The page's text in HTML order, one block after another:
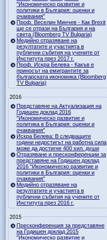
"Икономическо развитие и
политики в България: оценки и
очаквания"
Проф. Веселин Минчев - Как Brexit
ще се отрази на България и на
света (Bloomberg TV Bulgaria)
Медийно отразяване на
резултатите и участията в
публични събития на учените от
Института през 2017 г.
Проф. Искра Белева - Какъв е
приносът на емигрантите за
българската икономика (Bloomberg
TV Bulgaria)
2016
Представяне на Актуализация на
Годишен доклад 2016
"Икономическо развитие и
политика в България: оценки и
очаквания"
Искра Белева: В следващите
години недостигът на работна сила
може да достигне 400 хил. души
Отразяване и пресконференции за
представяне на Годишен доклад
2016 "Икономическо развитие и
политики в България: оценки и
очаквания"
Медийно отразяване на
резултатите и участията в
публични събития на учените от
Института през 2016 г.
2015
Пресконференция за представяне
на Годишен доклад 2015
"Икономическо развитие и